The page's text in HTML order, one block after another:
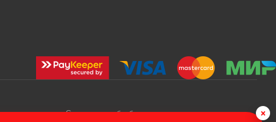
×
Согласие на обработку персональных данных